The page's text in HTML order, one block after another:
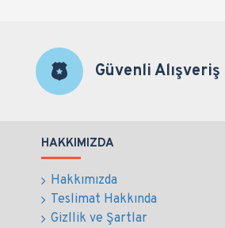
Güvenli Alışveriş
HAKKIMIZDA
Hakkımızda
Teslimat Hakkında
Gizllik ve Şartlar